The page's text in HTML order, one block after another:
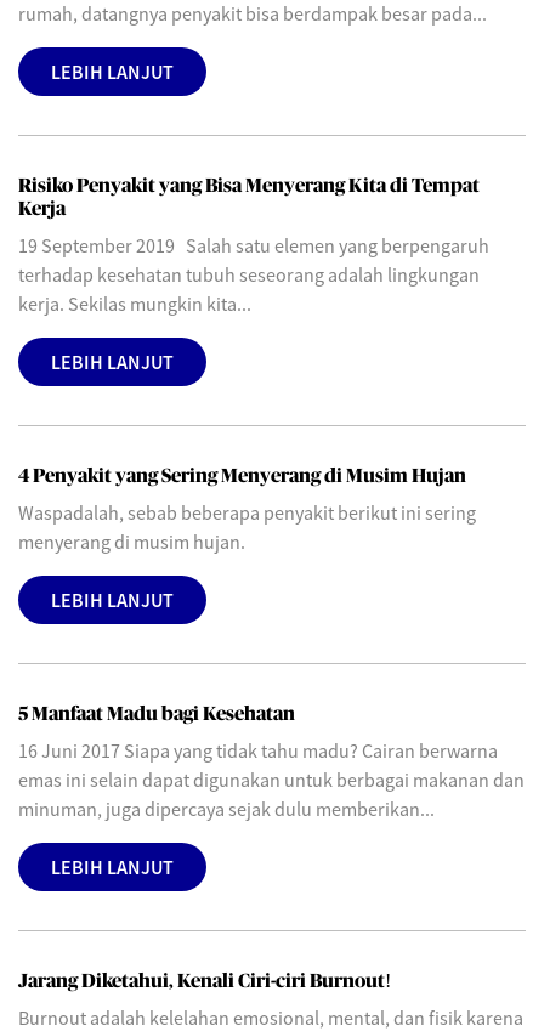
rumah, datangnya penyakit bisa berdampak besar pada...
LEBIH LANJUT
Risiko Penyakit yang Bisa Menyerang Kita di Tempat
Kerja
19 September 2019 Salah satu elemen yang berpengaruh
terhadap kesehatan tubuh seseorang adalah lingkungan
kerja. Sekilas mungkin kita...
LEBIH LANJUT
4 Penyakit yang Sering Menyerang di Musim Hujan
Waspadalah, sebab beberapa penyakit berikut ini sering
menyerang di musim hujan.
LEBIH LANJUT
5 Manfaat Madu bagi Kesehatan
16 Juni 2017 Siapa yang tidak tahu madu? Cairan berwarna
emas ini selain dapat digunakan untuk berbagai makanan dan
minuman, juga dipercaya sejak dulu memberikan...
LEBIH LANJUT
Jarang Diketahui, Kenali Ciri-ciri Burnout!
Burnout adalah kelelahan emosional, mental, dan fisik karena